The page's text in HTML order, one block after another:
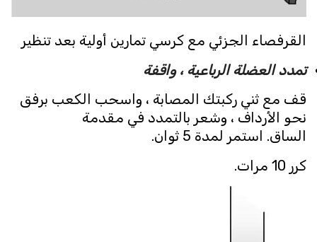
القرفصاء الجزئي مع كرسي تمارين أولية بعد تنظير
تمدد العضلة الرباعية ، واقفة
قف مع ثني ركبتك المصابة ، واسحب الكعب برفق
نحو الأرداف ، وشعر بالتمدد في مقدمة
الساق. استمر لمدة 5 ثوان.
كرر 10 مرات.